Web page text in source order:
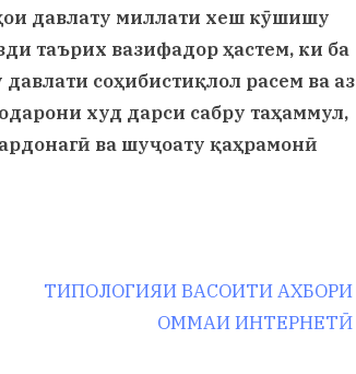
давлату миллати хеш кӯшишу
таърих вазифадор ҳастем, ки ба
соҳибистиқлол расем ва аз
худ дарси сабру таҳаммул,
ва шуҷоату қаҳрамонӣ
N
ТИПОЛОГИЯИ ВАСОИТИ АХБОРИ
ОММАИ ИНТЕРНЕТӢ